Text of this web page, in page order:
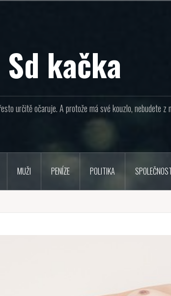
Sd kačka
určitě očaruje. A protože má své kouzlo, nebudete
MUŽI PENÍZE POLITIKA